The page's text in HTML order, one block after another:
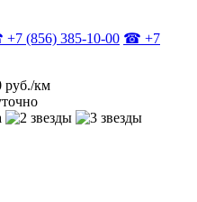
(856) 385-10-00 ☎ +7
руб./км